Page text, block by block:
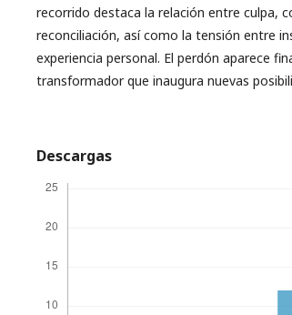
recorrido destaca la relación entre culpa,
reconciliación, así como la tensión entre
experiencia personal. El perdón aparece
transformador que inaugura nuevas
Descargas